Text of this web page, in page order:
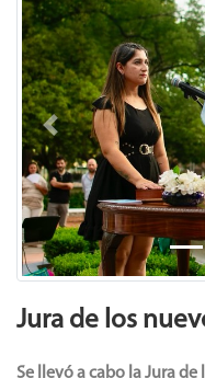
Previous
Jura de los
Se llevó a cabo la Jura